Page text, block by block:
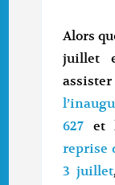
Alors
juillet
627 et
reprise
3 juillet